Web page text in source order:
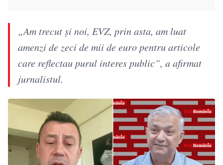
„Am trecut și noi, EVZ, prin asta, am luat
amenzi de zeci de mii de euro pentru articole
care reflectau purul interes public”, a afirmat
jurnalistul.